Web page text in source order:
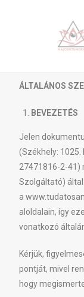
ÁLTALÁNOS
BEVEZETÉS
Jelen
(Székhely:
27471816-2-41)
Szolgáltató)
a
aloldalain, így
vonatkozó
Kérjük,
pontját, mivel
hogy